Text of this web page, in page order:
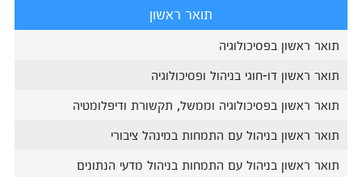
תואר ראשון
תואר ראשון בפסיכולוגיה
תואר ראשון דו-חוגי בניהול ופסיכולוגיה
תואר ראשון בפסיכולוגיה וממשל, תקשורת ודיפלומטיה
תואר ראשון בניהול עם התמחות במינהל ציבורי
תואר ראשון בניהול עם התמחות בניהול מדעי הנתונים